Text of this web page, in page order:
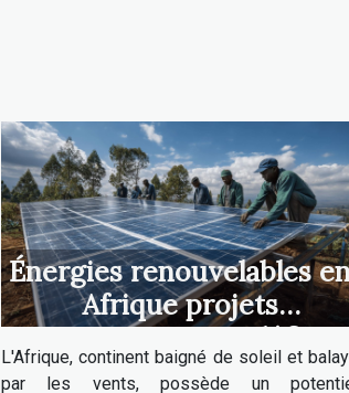
Énergies renouvelables
Afrique projets
prometteurs et défis
d'implémentation
L'Afrique, continent baigné de soleil et
par les vents, possède un